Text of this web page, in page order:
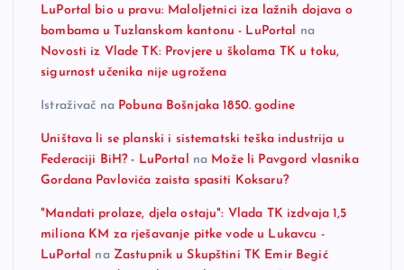
LuPortal bio u pravu: Maloljetnici iza lažnih dojava o
bombama u Tuzlanskom kantonu - LuPortal na
Novosti iz Vlade TK: Provjere u školama TK u toku,
sigurnost učenika nije ugrožena
Istraživač na Pobuna Bošnjaka 1850. godine
Uništava li se planski i sistematski teška industrija u
Federaciji BiH? - LuPortal na Može li Pavgord vlasnika
Gordana Pavlovića zaista spasiti Koksaru?
"Mandati prolaze, djela ostaju": Vlada TK izdvaja 1,5
miliona KM za rješavanje pitke vode u Lukavcu -
LuPortal na Zastupnik u Skupštini TK Emir Begić